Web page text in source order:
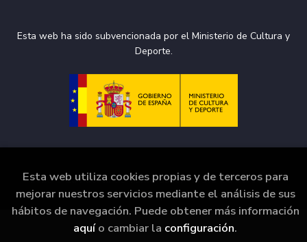
Esta web ha sido subvencionada por el Ministerio de Cultura y
Deporte.
2026 ©La Puerta de Tannhäuser. Todos los Derechos
Reservados |Grupo Trevenque
Esta web utiliza cookies propias y de terceros para
mejorar nuestros servicios mediante el análisis de sus
hábitos de navegación. Puede obtener más información
aquío cambiar la configuración.